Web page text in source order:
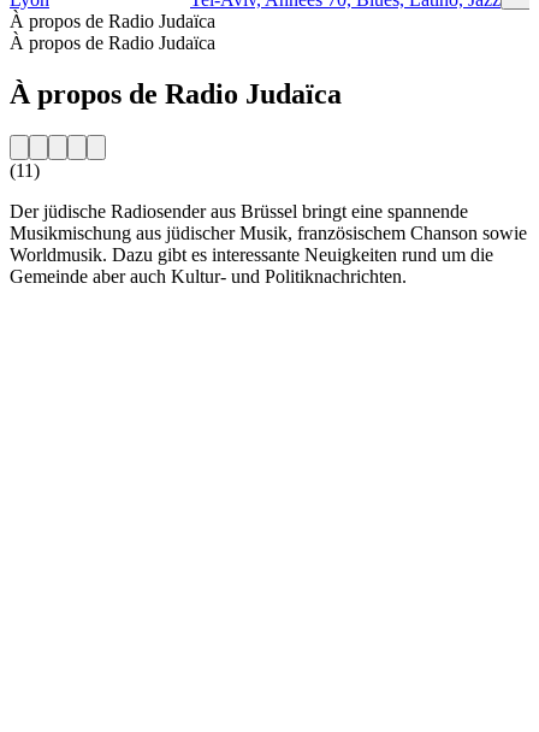
À propos de Radio Judaïca
À propos de Radio Judaïca
À propos de Radio Judaïca
(11)
Der jüdische Radiosender aus Brüssel bringt eine spannende
Musikmischung aus jüdischer Musik, französischem Chanson sowie
Worldmusik. Dazu gibt es interessante Neuigkeiten rund um die
Gemeinde aber auch Kultur- und Politiknachrichten.